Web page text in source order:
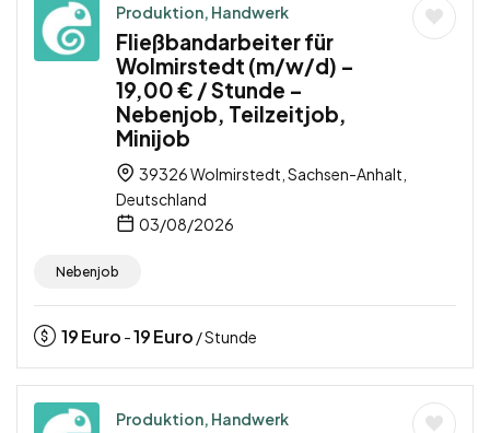
Produktion, Handwerk
Fließbandarbeiter für
Wolmirstedt (m/w/d) –
19,00 € / Stunde –
Nebenjob, Teilzeitjob,
Minijob
39326 Wolmirstedt, Sachsen-Anhalt,
Deutschland
03/08/2026
Nebenjob
19Euro -19Euro / Stunde
Produktion, Handwerk